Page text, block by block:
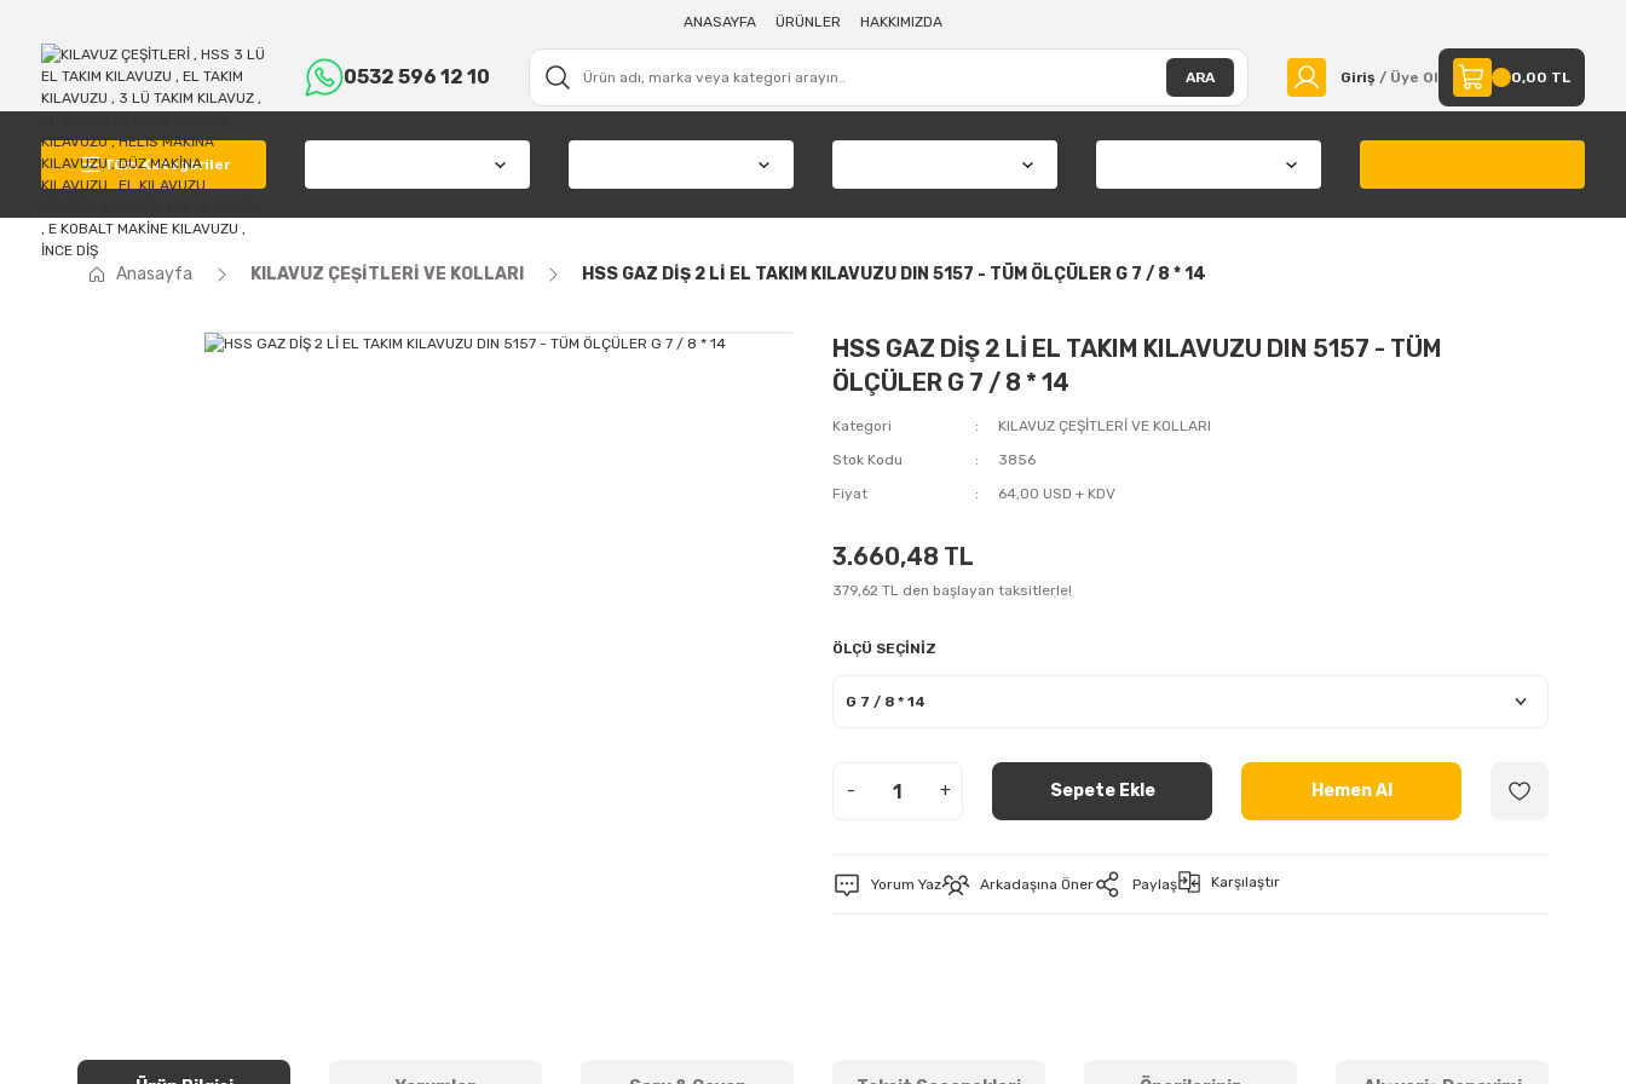
ANASAYFA ÜRÜNLER HAKKIMIZDA
0532 596 12 10 ARA Giriş / Üye Ol 0,00 TL
Tüm Kategoriler
Anasayfa KILAVUZ ÇEŞİTLERİ VE KOLLARI HSS GAZ DİŞ 2 Lİ EL TAKIM KILAVUZU DIN 5157 - TÜM ÖLÇÜLER G 7 / 8 * 14
HSS GAZ DİŞ 2 Lİ EL TAKIM KILAVUZU DIN 5157 - TÜM
ÖLÇÜLER G 7 / 8 * 14
Kategori
KILAVUZ ÇEŞİTLERİ VE KOLLARI
Stok Kodu
3856
Fiyat
64,00 USD + KDV
3.660,48 TL
379,62 TL den başlayan taksitlerle!
ÖLÇÜ SEÇİNİZ
- + Sepete Ekle Hemen Al
Yorum Yaz Arkadaşına Öner Paylaş Karşılaştır